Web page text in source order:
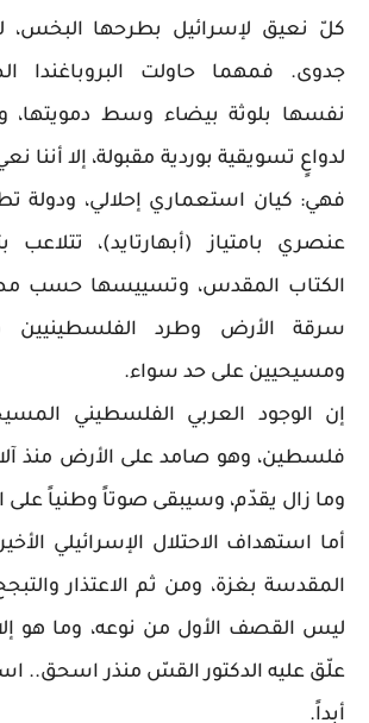
كلّ نعيق لإسرائيل بطرحها البخس،
جدوى. فمهما حاولت البروباغندا
نفسها بلوثة بيضاء وسط دمويتها،
لدواعٍ تسويقية بوردية مقبولة، إلا أننا
فهي: كيان استعماري إحلالي،
عنصري بامتياز (أبهارتايد)، تتلاعب
الكتاب المقدس، وتسييسها حسب
سرقة الأرض وطرد الفلسطينيين
ومسيحيين على حد سواء.
إن الوجود العربي الفلسطيني
فلسطين، وهو صامد على الأرض منذ
وما زال يقدّم، وسيبقى صوتاً وطنياً على
أما استهداف الاحتلال الإسرائيلي
المقدسة بغزة، ومن ثم الاعتذار
ليس القصف الأول من نوعه، وما هو
علّق عليه الدكتور القسّ منذر اسحق..
أبداً.